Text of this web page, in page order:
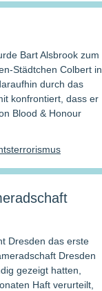
Bart Alsbrook zum
Städtchen Colbert in
durch das
konfrontiert, dass er
Blood & Honour
Dresden das erste
Dresden
gezeigt hatten,
Haft verurteilt,